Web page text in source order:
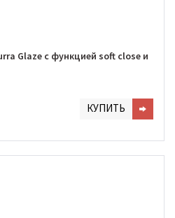
Glaze с функцией soft close и
КУПИТЬ